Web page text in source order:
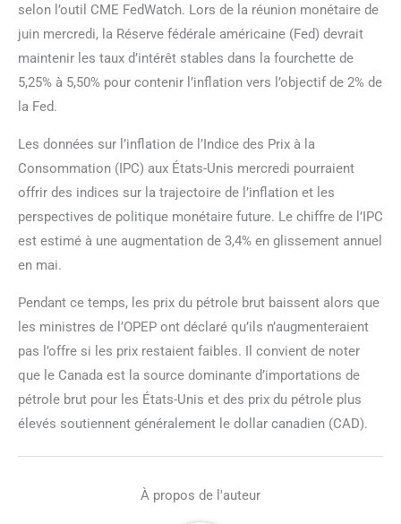
selon l’outil CME FedWatch. Lors de la réunion monétaire de
juin mercredi, la Réserve fédérale américaine (Fed) devrait
maintenir les taux d’intérêt stables dans la fourchette de
5,25% à 5,50% pour contenir l’inflation vers l’objectif de 2% de
la Fed.
Les données sur l’inflation de l’Indice des Prix à la
Consommation (IPC) aux États-Unis mercredi pourraient
offrir des indices sur la trajectoire de l’inflation et les
perspectives de politique monétaire future. Le chiffre de l’IPC
est estimé à une augmentation de 3,4% en glissement annuel
en mai.
Pendant ce temps, les prix du pétrole brut baissent alors que
les ministres de l’OPEP ont déclaré qu’ils n’augmenteraient
pas l’offre si les prix restaient faibles. Il convient de noter
que le Canada est la source dominante d’importations de
pétrole brut pour les États-Unis et des prix du pétrole plus
élevés soutiennent généralement le dollar canadien (CAD).
À propos de l'auteur